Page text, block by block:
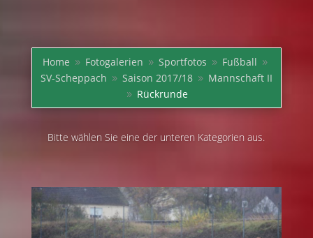
Home 9 Fotogalerien 9 Sportfotos 9 Fußball 9
SV-Scheppach 9 Saison 2017/18 9 Mannschaft II
9 Rückrunde
Bitte wählen Sie eine der unteren Kategorien aus.